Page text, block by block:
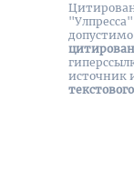
источник